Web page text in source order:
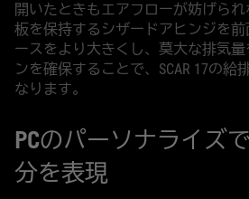
開いたときもエアフローが妨げら
板を保持するシザードアヒンジを
ースをより大きくし、莫大な排気
ンを確保することで、SCAR 17の給
なります。
PCのパーソナライズ
分を表現